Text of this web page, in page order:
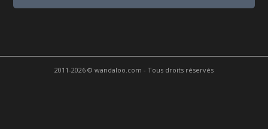
2011-2026 © wandaloo.com - Tous droits réservés